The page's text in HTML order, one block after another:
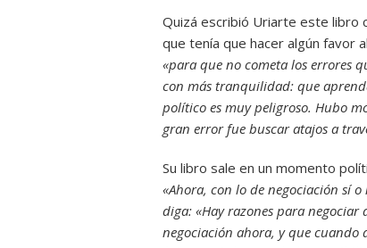
Quizá escribió Uriarte este libro
que tenía que hacer algún favor
«para que no cometa los errores
con más tranquilidad: que
político es muy peligroso. Hubo
gran error fue buscar atajos a
Su libro sale en un momento
«Ahora, con lo de negociación sí
diga: «Hay razones para
negociación ahora, y que cuando